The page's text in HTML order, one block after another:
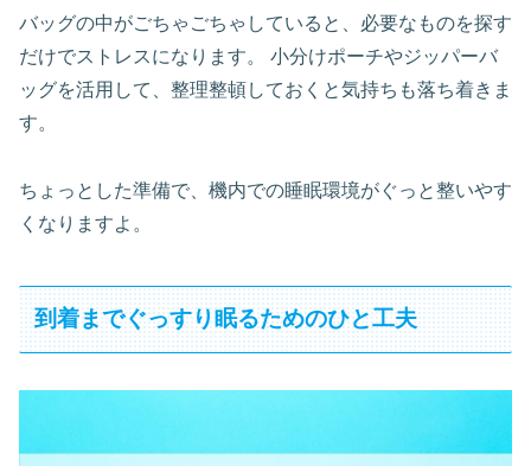
バッグの中がごちゃごちゃしていると、必要なものを探す
だけでストレスになります。 小分けポーチやジッパーバ
ッグを活用して、整理整頓しておくと気持ちも落ち着きま
す。
ちょっとした準備で、機内での睡眠環境がぐっと整いやす
くなりますよ。
到着までぐっすり眠るためのひと工夫